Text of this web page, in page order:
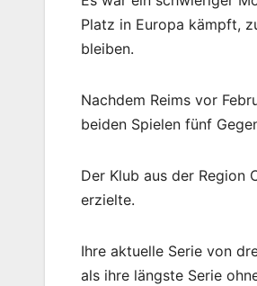
Platz in Europa kämpft,
bleiben.
Nachdem Reims vor
beiden Spielen fünf
Der Klub aus der Region
erzielte.
Ihre aktuelle Serie von
als ihre längste Serie